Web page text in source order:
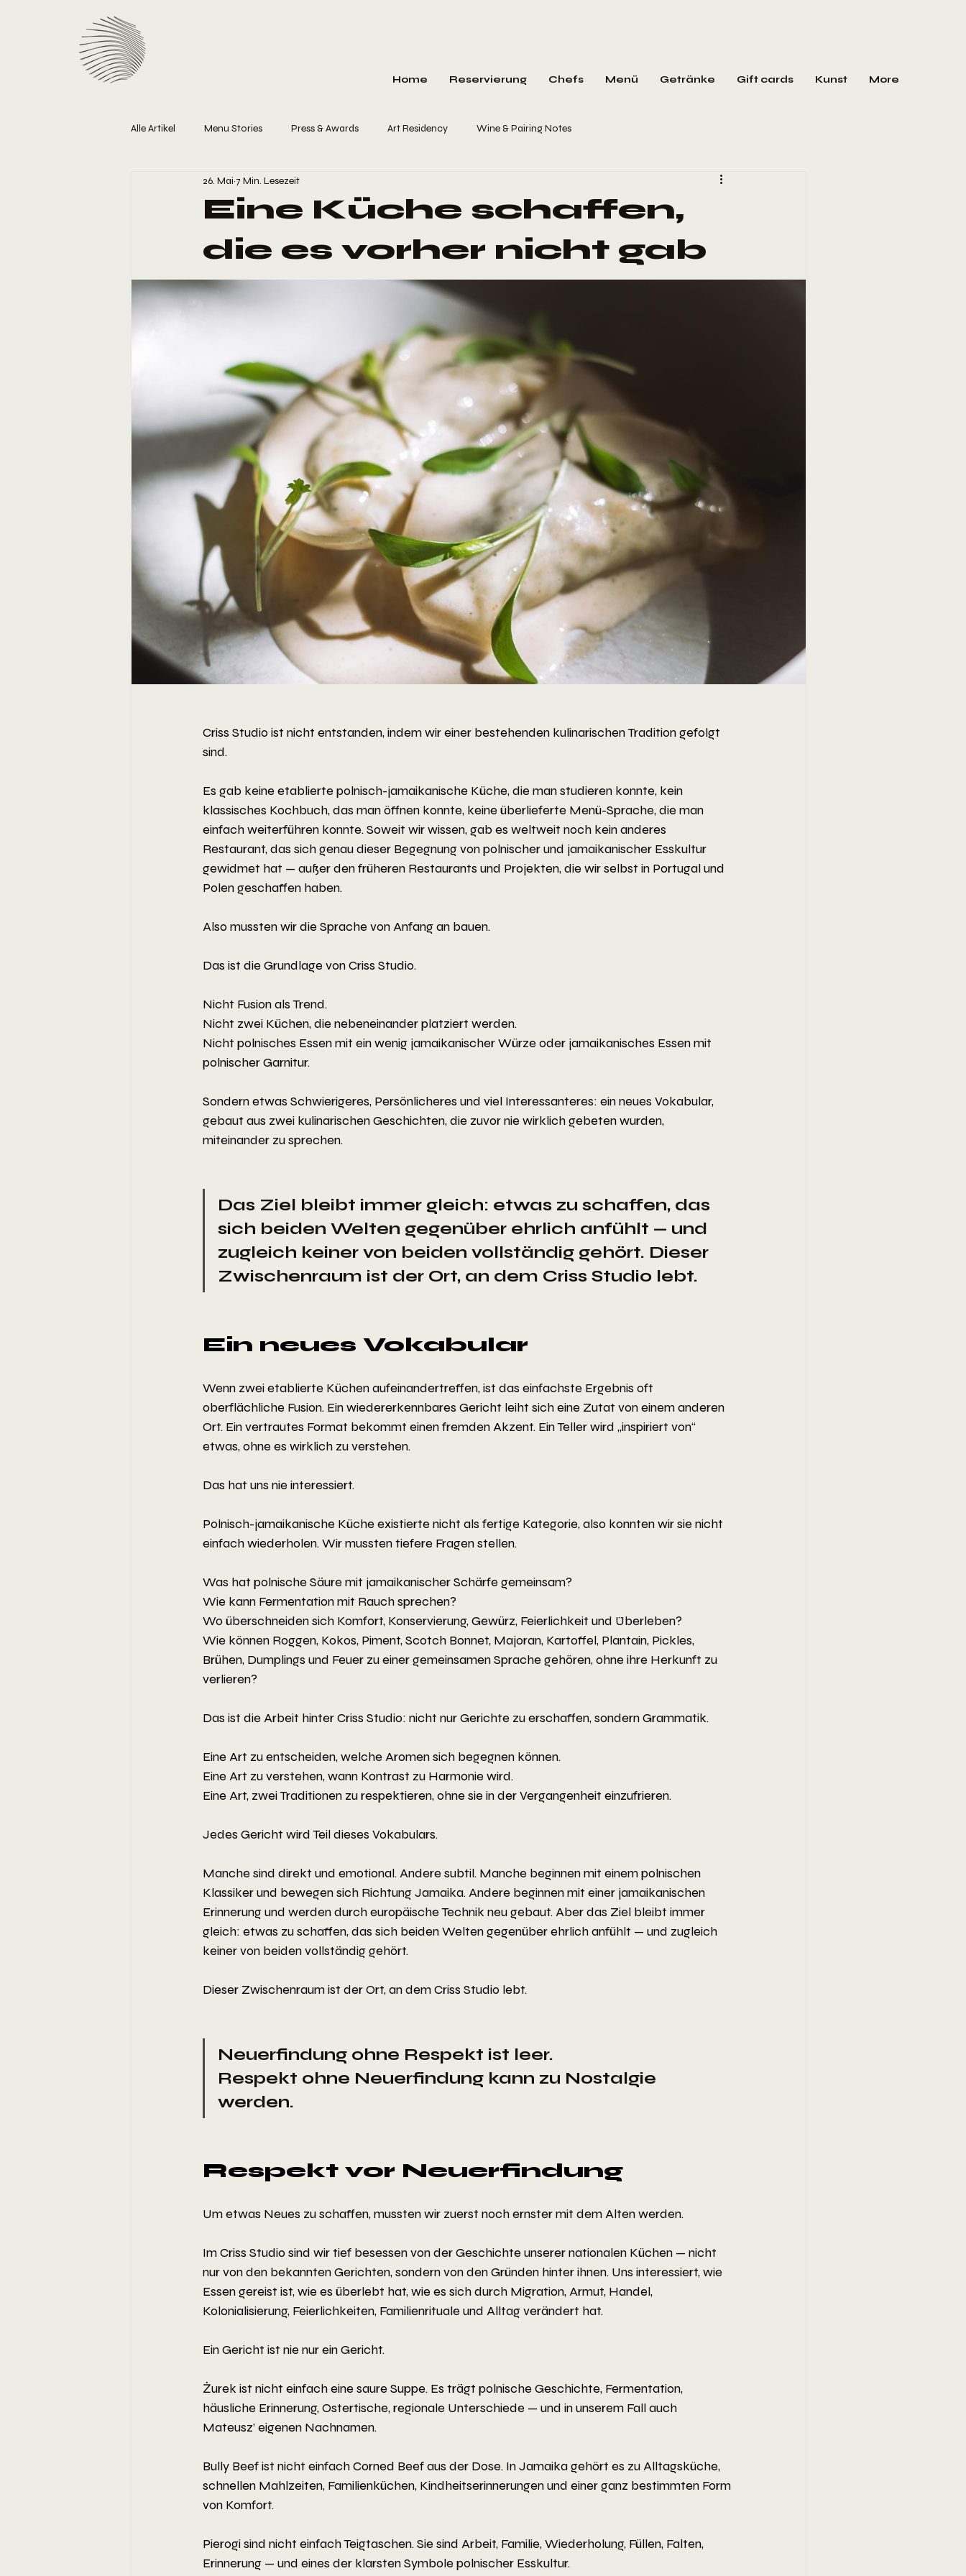
Home Reservierung Chefs Menü Getränke Gift cards Kunst More
Alle Artikel Menu Stories Press & Awards Art Residency Wine & Pairing Notes
Eine Küche schaffen,
die es vorher nicht gab
26. Mai 7 Min. Lesezeit
Criss Studio ist nicht entstanden, indem wir einer bestehenden kulinarischen Tradition gefolgt
sind.
Es gab keine etablierte polnisch-jamaikanische Küche, die man studieren konnte, kein
klassisches Kochbuch, das man öffnen konnte, keine überlieferte Menü-Sprache, die man
einfach weiterführen konnte. Soweit wir wissen, gab es weltweit noch kein anderes
Restaurant, das sich genau dieser Begegnung von polnischer und jamaikanischer Esskultur
gewidmet hat — außer den früheren Restaurants und Projekten, die wir selbst in Portugal und
Polen geschaffen haben.
Also mussten wir die Sprache von Anfang an bauen.
Das ist die Grundlage von Criss Studio.
Nicht Fusion als Trend.
Nicht zwei Küchen, die nebeneinander platziert werden.
Nicht polnisches Essen mit ein wenig jamaikanischer Würze oder jamaikanisches Essen mit
polnischer Garnitur.
Sondern etwas Schwierigeres, Persönlicheres und viel Interessanteres: ein neues Vokabular,
gebaut aus zwei kulinarischen Geschichten, die zuvor nie wirklich gebeten wurden,
miteinander zu sprechen.
Das Ziel bleibt immer gleich: etwas zu schaffen, das
sich beiden Welten gegenüber ehrlich anfühlt — und
zugleich keiner von beiden vollständig gehört. Dieser
Zwischenraum ist der Ort, an dem Criss Studio lebt.
Ein neues Vokabular
Wenn zwei etablierte Küchen aufeinandertreffen, ist das einfachste Ergebnis oft
oberflächliche Fusion. Ein wiedererkennbares Gericht leiht sich eine Zutat von einem anderen
Ort. Ein vertrautes Format bekommt einen fremden Akzent. Ein Teller wird „inspiriert von“
etwas, ohne es wirklich zu verstehen.
Das hat uns nie interessiert.
Polnisch-jamaikanische Küche existierte nicht als fertige Kategorie, also konnten wir sie nicht
einfach wiederholen. Wir mussten tiefere Fragen stellen.
Was hat polnische Säure mit jamaikanischer Schärfe gemeinsam?
Wie kann Fermentation mit Rauch sprechen?
Wo überschneiden sich Komfort, Konservierung, Gewürz, Feierlichkeit und Überleben?
Wie können Roggen, Kokos, Piment, Scotch Bonnet, Majoran, Kartoffel, Plantain, Pickles,
Brühen, Dumplings und Feuer zu einer gemeinsamen Sprache gehören, ohne ihre Herkunft zu
verlieren?
Das ist die Arbeit hinter Criss Studio: nicht nur Gerichte zu erschaffen, sondern Grammatik.
Eine Art zu entscheiden, welche Aromen sich begegnen können.
Eine Art zu verstehen, wann Kontrast zu Harmonie wird.
Eine Art, zwei Traditionen zu respektieren, ohne sie in der Vergangenheit einzufrieren.
Jedes Gericht wird Teil dieses Vokabulars.
Manche sind direkt und emotional. Andere subtil. Manche beginnen mit einem polnischen
Klassiker und bewegen sich Richtung Jamaika. Andere beginnen mit einer jamaikanischen
Erinnerung und werden durch europäische Technik neu gebaut. Aber das Ziel bleibt immer
gleich: etwas zu schaffen, das sich beiden Welten gegenüber ehrlich anfühlt — und zugleich
keiner von beiden vollständig gehört.
Dieser Zwischenraum ist der Ort, an dem Criss Studio lebt.
Neuerfindung ohne Respekt ist leer.
Respekt ohne Neuerfindung kann zu Nostalgie
werden.
Respekt vor Neuerfindung
Um etwas Neues zu schaffen, mussten wir zuerst noch ernster mit dem Alten werden.
Im Criss Studio sind wir tief besessen von der Geschichte unserer nationalen Küchen — nicht
nur von den bekannten Gerichten, sondern von den Gründen hinter ihnen. Uns interessiert, wie
Essen gereist ist, wie es überlebt hat, wie es sich durch Migration, Armut, Handel,
Kolonialisierung, Feierlichkeiten, Familienrituale und Alltag verändert hat.
Ein Gericht ist nie nur ein Gericht.
Żurek ist nicht einfach eine saure Suppe. Es trägt polnische Geschichte, Fermentation,
häusliche Erinnerung, Ostertische, regionale Unterschiede — und in unserem Fall auch
Mateusz’ eigenen Nachnamen.
Bully Beef ist nicht einfach Corned Beef aus der Dose. In Jamaika gehört es zu Alltagsküche,
schnellen Mahlzeiten, Familienküchen, Kindheitserinnerungen und einer ganz bestimmten Form
von Komfort.
Pierogi sind nicht einfach Teigtaschen. Sie sind Arbeit, Familie, Wiederholung, Füllen, Falten,
Erinnerung — und eines der klarsten Symbole polnischer Esskultur.